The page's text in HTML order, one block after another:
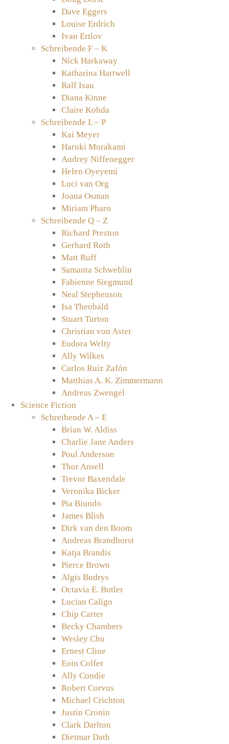
Dave Eggers
Louise Erdrich
Ivan Ertlov
Schreibende F – K
Nick Harkaway
Katharina Hartwell
Ralf Isau
Diana Kinne
Claire Kohda
Schreibende L – P
Kai Meyer
Haruki Murakami
Audrey Niffenegger
Helen Oyeyemi
Luci van Org
Joana Osman
Miriam Pharo
Schreibende Q – Z
Richard Preston
Gerhard Roth
Matt Ruff
Samanta Schweblin
Fabienne Siegmund
Neal Stephenson
Isa Theobald
Stuart Turton
Christian von Aster
Eudora Welty
Ally Wilkes
Carlos Ruiz Zafón
Matthias A. K. Zimmermann
Andreas Zwengel
Science Fiction
Schreibende A – E
Brian W. Aldiss
Charlie Jane Anders
Poul Anderson
Thor Ansell
Trevor Baxendale
Veronika Bicker
Pia Biundo
James Blish
Dirk van den Boom
Andreas Brandhorst
Katja Brandis
Pierce Brown
Algis Budrys
Octavia E. Butler
Lucian Caligo
Chip Carter
Becky Chambers
Wesley Chu
Ernest Cline
Eoin Colfer
Ally Condie
Robert Corvus
Michael Crichton
Justin Cronin
Clark Darlton
Dietmar Dath